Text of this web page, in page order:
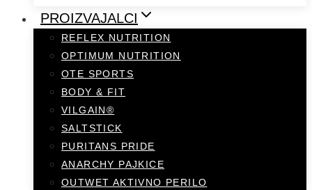
PROIZVAJALCI
REFLEX NUTRITION
OPTIMUM NUTRITION
OTE SPORTS
BODY & FIT
VILGAIN®
SALTSTICK
PURITANS PRIDE
ANARCHY PAJKICE
OUTWET AKTIVNO PERILO